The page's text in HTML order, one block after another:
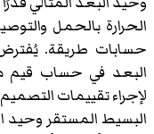
الحرارة بالحمل
حسابات طريقة.
البعد في حساب قيم
لإجراء تقييمات التصميم
البسيط المستقر وحيد